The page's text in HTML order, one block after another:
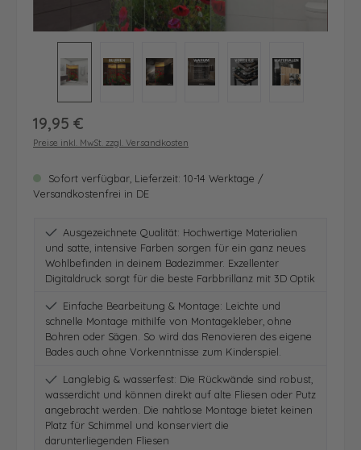
Regulärer Preis:
19,95 €
Preise inkl. MwSt. zzgl. Versandkosten
Sofort verfügbar, Lieferzeit: 10-14 Werktage /
Versandkostenfrei in DE
Ausgezeichnete Qualität: Hochwertige Materialien
und satte, intensive Farben sorgen für ein ganz neues
Wohlbefinden in deinem Badezimmer. Exzellenter
Digitaldruck sorgt für die beste Farbbrillanz mit 3D Optik
Einfache Bearbeitung & Montage: Leichte und
schnelle Montage mithilfe von Montagekleber, ohne
Bohren oder Sägen. So wird das Renovieren des eigene
Bades auch ohne Vorkenntnisse zum Kinderspiel.
Langlebig & wasserfest: Die Rückwände sind robust,
wasserdicht und können direkt auf alte Fliesen oder Putz
angebracht werden. Die nahtlose Montage bietet keinen
Platz für Schimmel und konserviert die
darunterliegenden Fliesen